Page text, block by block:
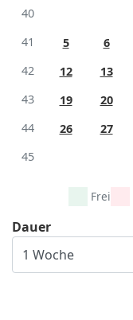
40
41
5 6
42
12 13
43
19 20
44
26 27
45
Frei
Dauer